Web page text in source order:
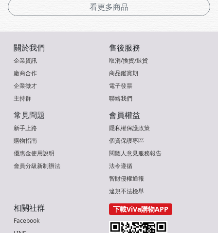
看更多商品
關於我們
企業資訊
廠商合作
企業徵才
主持群
售後服務
取消/換貨/退貨
商品鑑賞期
電子發票
聯絡我們
常見問題
新手上路
購物指南
優惠金使用說明
會員分級新制辦法
會員權益
隱私權保護政策
個資保護專區
閱聽人意見服務報告
法令遵循
智財侵權通報
違規不法檢舉
相關社群
Facebook
下載ViVa購物APP